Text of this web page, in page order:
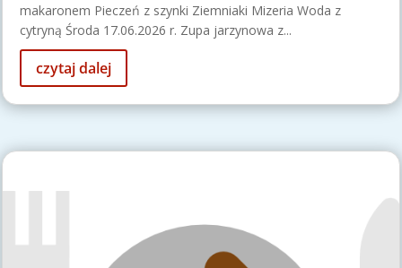
makaronem Pieczeń z szynki Ziemniaki Mizeria Woda z
cytryną Środa 17.06.2026 r. Zupa jarzynowa z...
czytaj dalej